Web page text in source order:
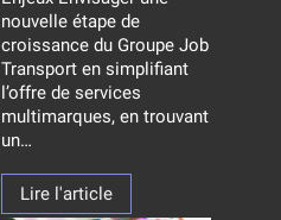
nouvelle étape de
croissance du Groupe Job
Transport en simplifiant
l’offre de services
multimarques, en trouvant
un…
Lire l'article